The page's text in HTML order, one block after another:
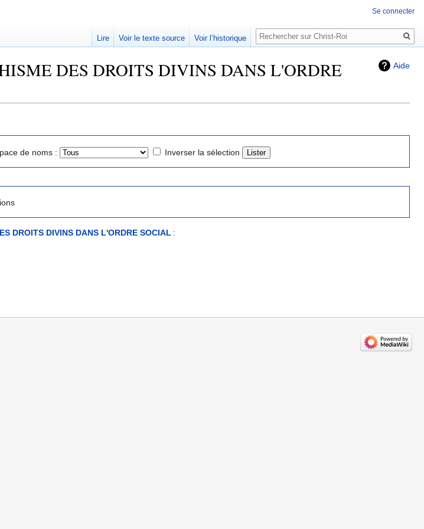
Aide
DES DROITS DIVINS DANS L'ORDRE
de noms : Inverser la sélection
DROITS DIVINS DANS L'ORDRE SOCIAL :
Se connecter
Lire Voir le texte source Voir l’historique
Rechercher